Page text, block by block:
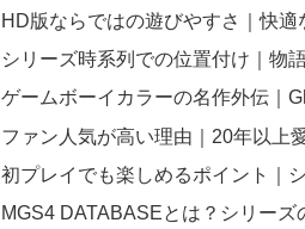
HD版ならではの遊びやすさ｜快適
シリーズ時系列での位置付け｜物
ゲームボーイカラーの名作外伝｜
ファン人気が高い理由｜20年以上
初プレイでも楽しめるポイント｜
MGS4 DATABASEとは？シリー